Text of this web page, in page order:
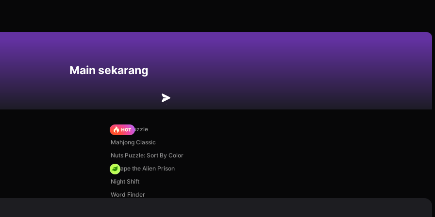
Main sekarang
Arrow Puzzle
Mahjong Classic
Nuts Puzzle: Sort By Color
Escape the Alien Prison
Night Shift
Word Finder